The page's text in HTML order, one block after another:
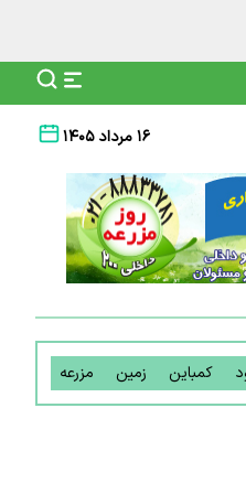
۱۶ مرداد ۱۴۰۵
کمباین زمین مزرعه